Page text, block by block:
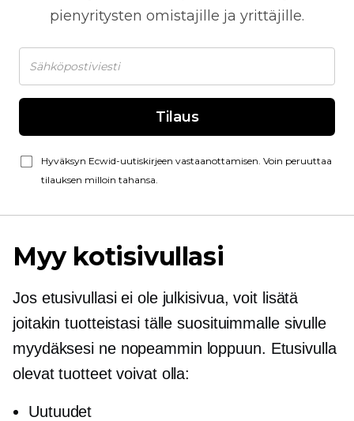
pienyritysten omistajille ja yrittäjille.
Tilaus
Hyväksyn Ecwid-uutiskirjeen vastaanottamisen. Voin peruuttaa
tilauksen milloin tahansa.
Myy kotisivullasi
Jos etusivullasi ei ole julkisivua, voit lisätä
joitakin tuotteistasi tälle suosituimmalle sivulle
myydäksesi ne nopeammin loppuun. Etusivulla
olevat tuotteet voivat olla:
Uutuudet